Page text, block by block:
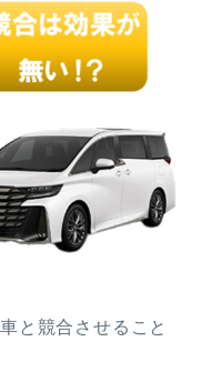
と競合させること